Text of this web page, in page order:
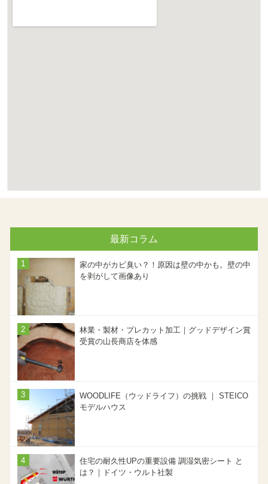
最新コラム
家の中がカビ臭い？！原因は壁の中かも。壁の中
を剥がして画像あり
林業・製材・プレカット加工｜グッドデザイン賞
受賞の山長商店を体感
WOODLIFE（ウッドライフ）の挑戦 ｜ STEICO
モデルハウス
住宅の耐久性UPの重要設備 調湿気密シート と
は？｜ドイツ・ウルト社製